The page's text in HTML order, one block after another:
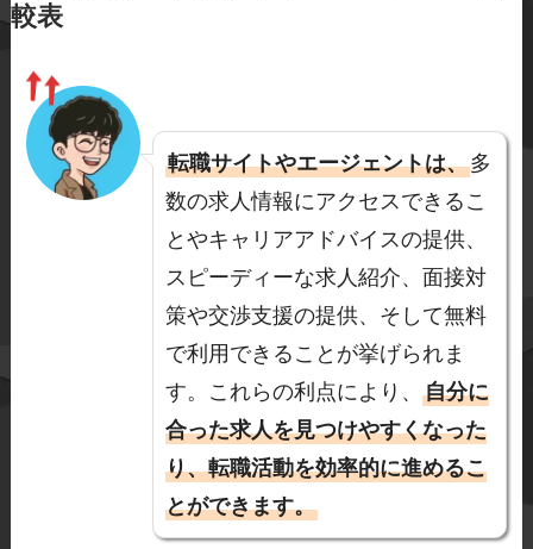
の成長やキャリアの方向性を見出
すのに役立ちます
◆面接対策や履歴書の添削
転職エージェントは、面接対策や
履歴書の添削などのサポートも提
供しています。薬剤師としての経
験やスキルを最大限にアピールす
る方法や、面接でのポイントなど
を指導してくれるため、自己PRや
面接の準備に役立ちます。
較表
転職サイトやエージェントは、多
数の求人情報にアクセスできるこ
とやキャリアアドバイスの提供、
スピーディーな求人紹介、面接対
策や交渉支援の提供、そして無料
で利用できることが挙げられま
す。これらの利点により、自分に
合った求人を見つけやすくなった
り、転職活動を効率的に進めるこ
とができます。